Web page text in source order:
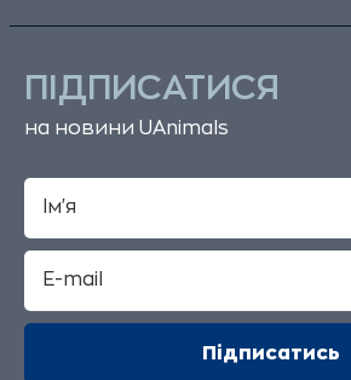
ПІДПИСАТИСЯ
на новини UAnimals